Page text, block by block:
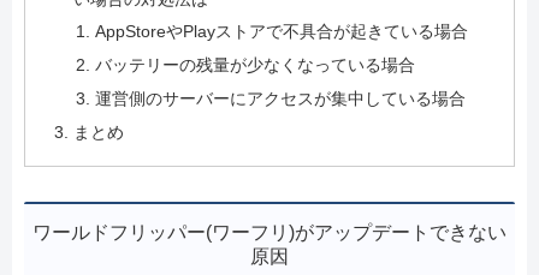
AppStoreやPlayストアで不具合が起きている場合
バッテリーの残量が少なくなっている場合
運営側のサーバーにアクセスが集中している場合
まとめ
ワールドフリッパー(ワーフリ)がアップデートできない
原因